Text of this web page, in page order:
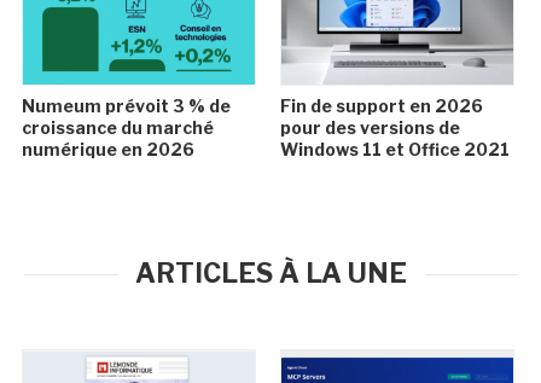
Numeum prévoit 3 % de
croissance du marché
numérique en 2026
Fin de support en 2026
pour des versions de
Windows 11 et Office 2021
ARTICLES À LA UNE